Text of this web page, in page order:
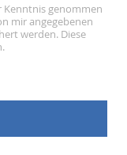
Kenntnis genommen
mir angegebenen
werden. Diese